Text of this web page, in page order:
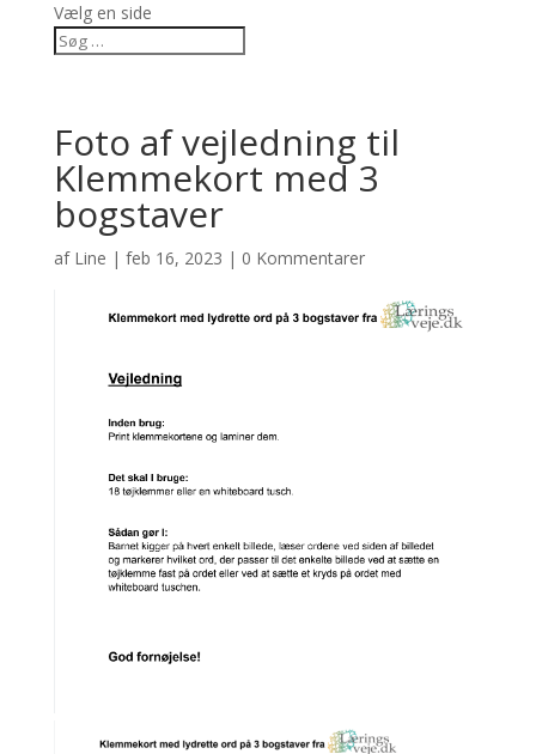
Vælg en side
Foto af vejledning til
Klemmekort med 3
bogstaver
af Line | feb 16, 2023 | 0 Kommentarer